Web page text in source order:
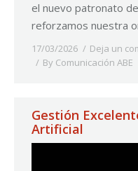
el nuevo patronato
reforzamos nuestra
17/03/2026 Deja un
By Comunicación ABE
Gestión
Artificial